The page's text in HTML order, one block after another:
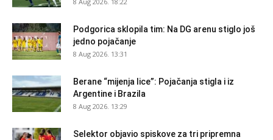
Podgorica sklopila tim: Na DG arenu stiglo još
jedno pojačanje
8 Aug 2026. 13:31
Berane “mijenja lice”: Pojačanja stigla i iz
Argentine i Brazila
8 Aug 2026. 13:29
Selektor objavio spiskove za tri pripremna